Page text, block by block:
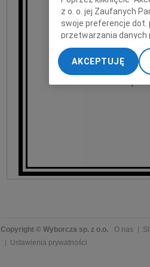
Copyright © Wyborcza sp. z o.o. O nas
Ustawienia prywatności
z o. o. jej Zaufanych
swoje preferencje dot.
przetwarzania danych
„Ustawienia
My, nasi Zaufani
dokładnych danych
Przechowywanie
AKCEPTUJĘ